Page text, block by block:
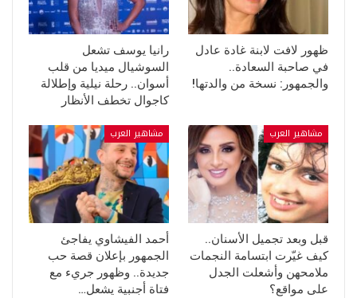
ظهور لافت لابنة غادة عادل
في صاحبة السعادة..
والجمهور: نسخة من والدتها!
رانيا يوسف تشعل
السوشيال ميديا من قلب
أسوان.. رحلة نيلية وإطلالة
كاجوال تخطف الأنظار
مشاهير العرب
قبل وبعد تجميل الأسنان..
كيف غيّرت ابتسامة النجمات
ملامحهن وأشعلت الجدل
على مواقع؟
مشاهير العرب
أحمد الفيشاوي يفاجئ
الجمهور بإعلان قصة حب
جديدة.. وظهور جريء مع
فتاة أجنبية يشعل…